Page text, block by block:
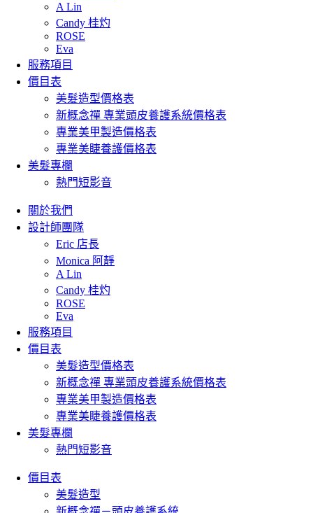
A Lin
Candy 桂灼
ROSE
Eva
服務項目
價目表
美髮造型價格表
新概念禪 專業頭皮養護系統價格表
專業美甲製造價格表
專業美睫養護價格表
美髮專欄
熱門短影音
關於我們
設計師團隊
Eric 店長
Monica 阿靜
A Lin
Candy 桂灼
ROSE
Eva
服務項目
價目表
美髮造型價格表
新概念禪 專業頭皮養護系統價格表
專業美甲製造價格表
專業美睫養護價格表
美髮專欄
熱門短影音
價目表
美髮造型